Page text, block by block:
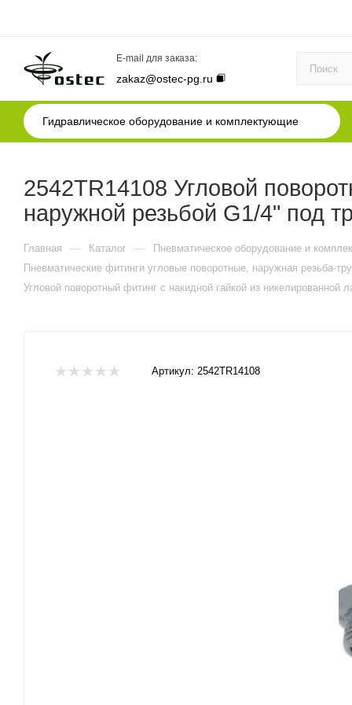
E-mail для заказа:
zakaz@ostec-pg.ru
Гидравлическое оборудование и комплектующие
2542TR14108 Угловой
наружной резьбой G1/4" под
Главная — Каталог —
Пневматическое оборудование и
Пневматические фитинги угловые поворотные, наружная резьба-
Угловой поворотный фитинг с накидной гайкой из
Артикул: 2542TR14108